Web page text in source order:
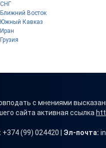
СНГ
Ближний Восток
Южный Кавказ
Иран
Грузия
с мнениями
сайта активная ссылка
+374 (99) 024420 | Эл-почта: